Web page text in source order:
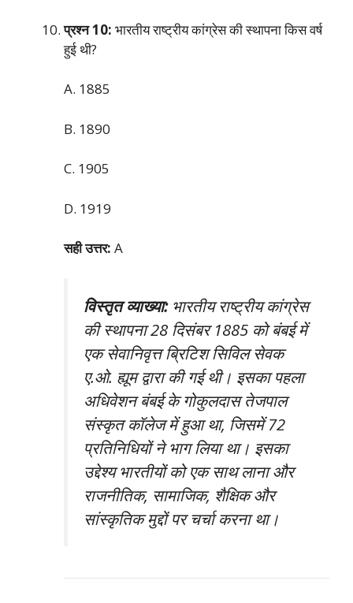
प्रश्न 10: भारतीय राष्ट्रीय कांग्रेस की स्थापना किस वर्ष
हुई थी?
A. 1885
B. 1890
C. 1905
D. 1919
सही उत्तर: A
विस्तृत व्याख्या:भारतीय राष्ट्रीय कांग्रेस
की स्थापना 28 दिसंबर 1885 को बंबई में
एक सेवानिवृत्त ब्रिटिश सिविल सेवक
ए.ओ. ह्यूम द्वारा की गई थी। इसका पहला
अधिवेशन बंबई के गोकुलदास तेजपाल
संस्कृत कॉलेज में हुआ था, जिसमें 72
प्रतिनिधियों ने भाग लिया था। इसका
उद्देश्य भारतीयों को एक साथ लाना और
राजनीतिक, सामाजिक, शैक्षिक और
सांस्कृतिक मुद्दों पर चर्चा करना था।